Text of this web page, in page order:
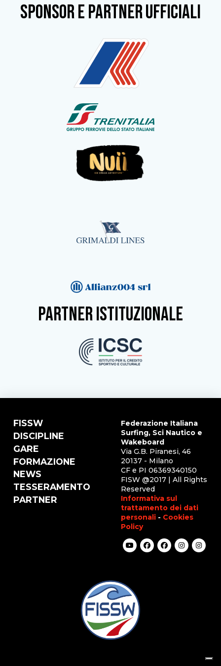
SPONSOR e partner ufficiali
partner istituzionale
FISSW
DISCIPLINE
GARE
FORMAZIONE
NEWS
TESSERAMENTO
PARTNER
Federazione Italiana
Surfing, Sci Nautico e
Wakeboard
Via G.B. Piranesi, 46
20137 - Milano
CF e PI 06369340150
FISW @2017 | All Rights
Reserved
Informativa sul
trattamento dei dati
personali - Cookies
Policy